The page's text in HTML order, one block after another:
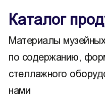
Каталог
Материалы
по содержанию,
стеллажного
нами